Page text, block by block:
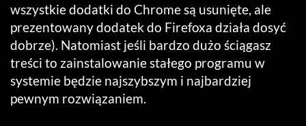
wszystkie dodatki do Chrome są usunięte, ale
prezentowany dodatek do Firefoxa działa dosyć
dobrze). Natomiast jeśli bardzo dużo ściągasz
treści to zainstalowanie stałego programu w
systemie będzie najszybszym i najbardziej
pewnym rozwiązaniem.